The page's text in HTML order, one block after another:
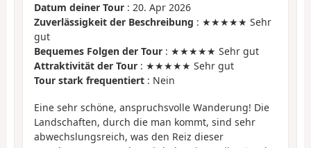
Datum deiner Tour : 20. Apr 2026
Zuverlässigkeit der Beschreibung : ★★★★★ Sehr
gut
Bequemes Folgen der Tour : ★★★★★ Sehr gut
Attraktivität der Tour : ★★★★★ Sehr gut
Tour stark frequentiert : Nein
Eine sehr schöne, anspruchsvolle Wanderung! Die
Landschaften, durch die man kommt, sind sehr
abwechslungsreich, was den Reiz dieser